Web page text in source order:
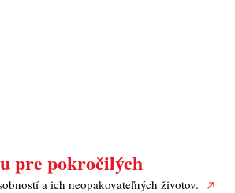
pre pokročilých
a ich neopakovateľných životov.